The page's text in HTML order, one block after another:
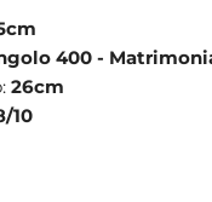
400 -
26cm
/10